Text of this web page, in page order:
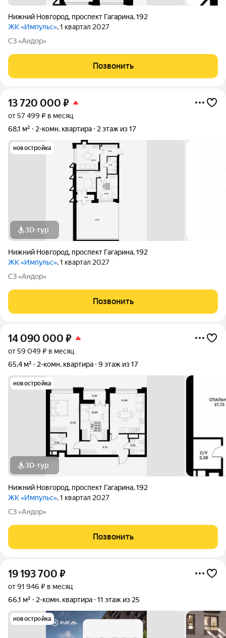
Нижний Новгород, проспект Гагарина,192
ЖК «Импульс», 1 квартал 2027
СЗ «Андор»
Позвонить
13 720 000 ₽
от 57 499 ₽ в месяц
68,1 м²
2-комн. квартира 2 этаж из 17
новостройка
3D-тур
Нижний Новгород, проспект Гагарина,192
ЖК «Импульс», 1 квартал 2027
СЗ «Андор»
Позвонить
14 090 000 ₽
от 59 049 ₽ в месяц
65,4 м²
2-комн. квартира 9 этаж из 17
новостройка
3D-тур
Нижний Новгород, проспект Гагарина,192
ЖК «Импульс», 1 квартал 2027
СЗ «Андор»
Позвонить
19 193 700 ₽
от 91 946 ₽ в месяц
66,1 м²
2-комн. квартира 11 этаж из 25
новостройка